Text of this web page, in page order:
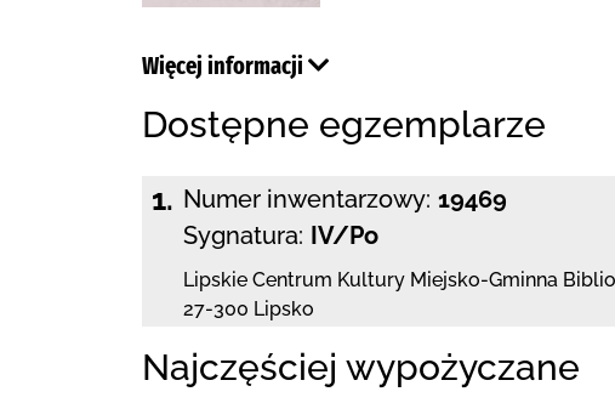
Więcej informacji
Dostępne egzemplarze
1. Numer inwentarzowy: 19469
Sygnatura: IV/Po
Lipskie Centrum Kultury Miejsko-Gminna
27-300 Lipsko
Najczęściej wypożyczane